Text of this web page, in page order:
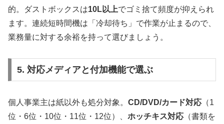
的。ダストボックスは10L以上でゴミ捨て頻度が抑えられ
ます。連続短時間機は「冷却待ち」で作業が止まるので、
業務量に対する余裕を持って選びましょう。
5. 対応メディアと付加機能で選ぶ
個人事業主は紙以外も処分対象。 CD/DVD/カード対応 （1
位・6位・10位・11位・12位）、 ホッチキス対応 （書類を